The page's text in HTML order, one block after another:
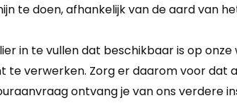
te doen, afhankelijk van de aard van
in te vullen dat beschikbaar is op
verwerken. Zorg er daarom voor dat
ontvang je van ons verdere